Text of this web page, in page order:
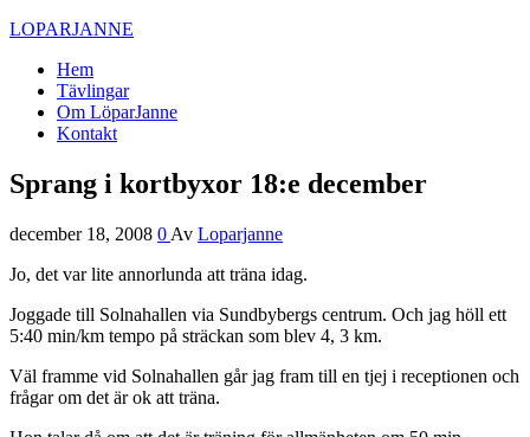
LOPARJANNE
Hem
Tävlingar
Om LöparJanne
Kontakt
Sprang i kortbyxor 18:e december
december 18, 2008 0 Av Loparjanne
Jo, det var lite annorlunda att träna idag.
Joggade till Solnahallen via Sundbybergs centrum. Och jag höll ett
5:40 min/km tempo på sträckan som blev 4, 3 km.
Väl framme vid Solnahallen går jag fram till en tjej i receptionen och
frågar om det är ok att träna.